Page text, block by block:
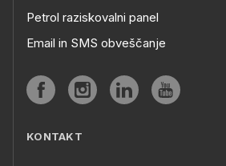
Petrol raziskovalni panel
Email in SMS obveščanje
KONTAKT